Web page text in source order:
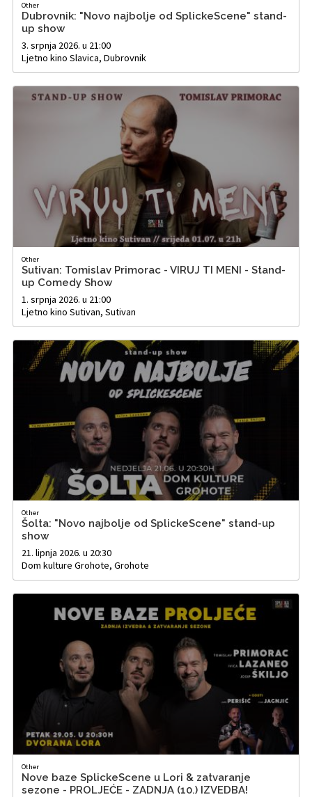
Other
Dubrovnik: "Novo najbolje od SplickeScene" stand-
up show
3. srpnja 2026. u 21:00
Ljetno kino Slavica, Dubrovnik
Other
Sutivan: Tomislav Primorac - VIRUJ TI MENI - Stand-
up Comedy Show
1. srpnja 2026. u 21:00
Ljetno kino Sutivan, Sutivan
Other
Šolta: "Novo najbolje od SplickeScene" stand-up
show
21. lipnja 2026. u 20:30
Dom kulture Grohote, Grohote
Other
Nove baze SplickeScene u Lori & zatvaranje
sezone - PROLJEĆE - ZADNJA (10.) IZVEDBA!